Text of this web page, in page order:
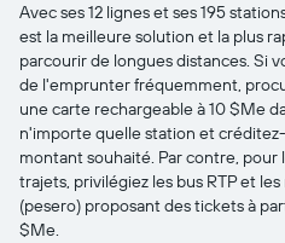
Avec ses 12 lignes et ses 195
est la meilleure solution et la plus
parcourir de longues distances. Si
de l'emprunter fréquemment,
une carte rechargeable à 10 $Me
n'importe quelle station et
montant souhaité. Par contre, pour
trajets, privilégiez les bus RTP et
(pesero) proposant des tickets à
$Me.